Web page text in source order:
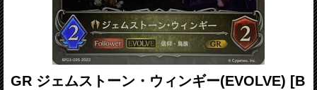
GR ジェムストーン・ウィンギー(EVOLVE) [B